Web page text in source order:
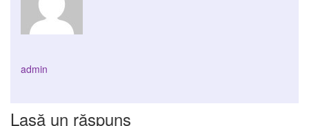
admin
Lasă un răspuns